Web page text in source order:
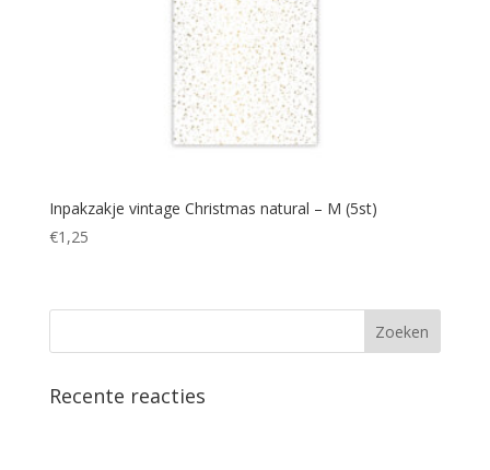
Inpakzakje vintage Christmas natural – M (5st)
€1,25
Recente reacties